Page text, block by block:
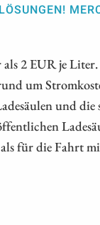
2 EUR je
um
und die
für die Fahrt